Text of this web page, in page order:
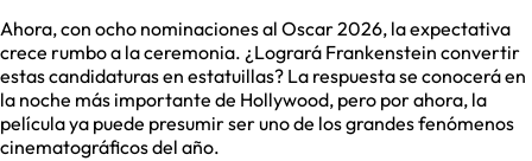
Ahora, con ocho nominaciones al Oscar 2026, la expectativa
crece rumbo a la ceremonia. ¿Logrará Frankenstein convertir
estas candidaturas en estatuillas? La respuesta se conocerá en
la noche más importante de Hollywood, pero por ahora, la
película ya puede presumir ser uno de los grandes fenómenos
cinematográficos del año.